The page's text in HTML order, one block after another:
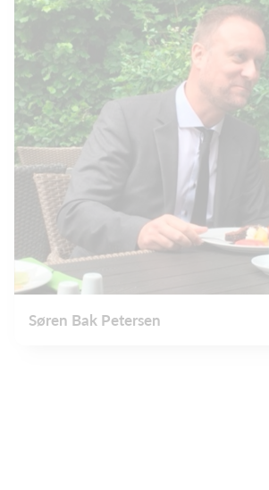
Søren Bak Petersen